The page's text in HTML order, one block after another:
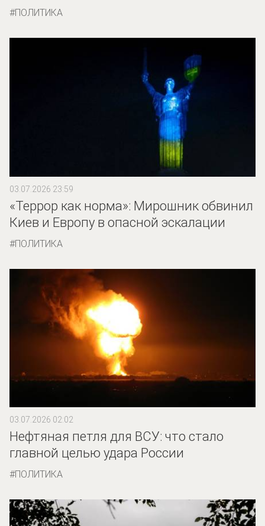
ПОЛИТИКА
03.07.2026 23:59
«Террор как норма»: Мирошник обвинил
Киев и Европу в опасной эскалации
ПОЛИТИКА
03.07.2026 02:02
Нефтяная петля для ВСУ: что стало
главной целью удара России
ПОЛИТИКА